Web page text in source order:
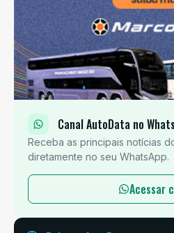
Canal AutoData no
Receba as principais notícias
diretamente no seu WhatsApp.
Acessar